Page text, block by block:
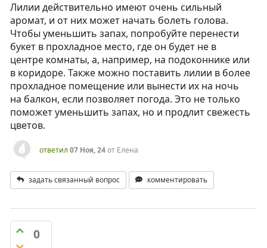
Лилии действительно имеют очень сильный
аромат, и от них может начать болеть голова.
Чтобы уменьшить запах, попробуйте перенести
букет в прохладное место, где он будет не в
центре комнаты, а, например, на подоконнике или
в коридоре. Также можно поставить лилии в более
прохладное помещение или вынести их на ночь
на балкон, если позволяет погода. Это не только
поможет уменьшить запах, но и продлит свежесть
цветов.
ответил 07 Ноя, 24от Елена
задать связанный вопрос комментировать
0